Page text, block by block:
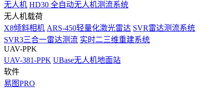
无人机 HD30 全自动无人机测流系统
无人机载荷
X8倾斜相机 ARS-450轻量化激光雷达 SVR雷达测流系统
SVR3三合一雷达测流 实时二三维重建系统
UAV-PPK
UAV-381-PPK UBase无人机地面站
软件
易图PRO